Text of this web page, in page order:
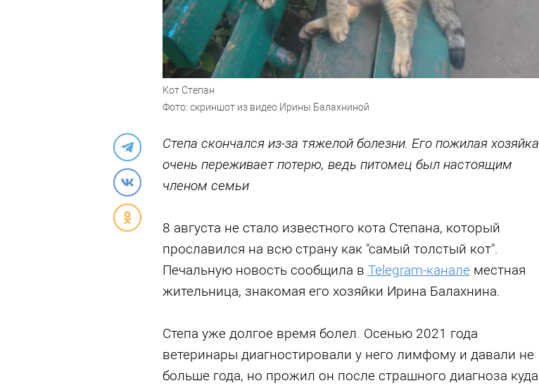
Кот Степан
Фото: скриншот из видео Ирины Балахниной
Степа скончался из-за тяжелой болезни. Его пожилая хозяйка
очень переживает потерю, ведь питомец был настоящим
членом семьи
8 августа не стало известного кота Степана, который
прославился на всю страну как "самый толстый кот".
Печальную новость сообщила в Telegram-канале местная
жительница, знакомая его хозяйки Ирина Балахнина.
Степа уже долгое время болел. Осенью 2021 года
ветеринары диагностировали у него лимфому и давали не
больше года, но прожил он после страшного диагноза куда